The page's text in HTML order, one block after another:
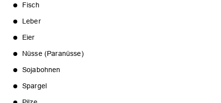
Fisch
Leber
Eier
Nüsse (Paranüsse)
Sojabohnen
Spargel